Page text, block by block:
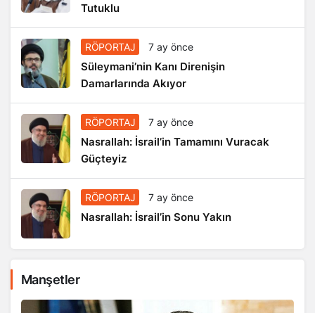
Tutuklu
RÖPORTAJ 7 ay önce
Süleymani’nin Kanı Direnişin
Damarlarında Akıyor
RÖPORTAJ 7 ay önce
Nasrallah: İsrail’in Tamamını Vuracak
Güçteyiz
RÖPORTAJ 7 ay önce
Nasrallah: İsrail’in Sonu Yakın
Manşetler